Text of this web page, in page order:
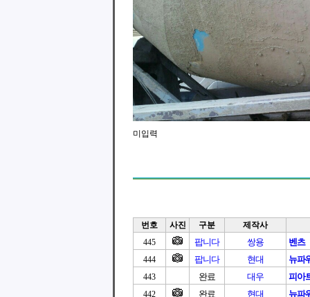
미입력
번호 사진 구분
제작사
445
팝니다 쌍용 벤츠
444 팝니다 현대 뉴파
443 완료 대우 피아
442 완료 현대 뉴파